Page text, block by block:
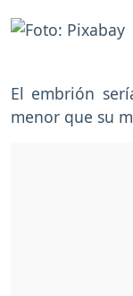
El embrión
menor que su